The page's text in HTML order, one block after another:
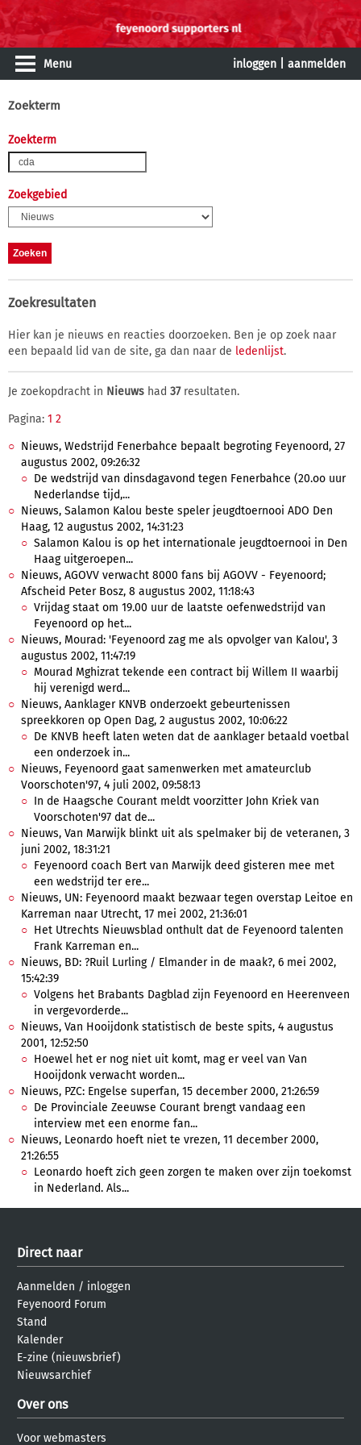
Menu inloggen aanmelden
Zoekterm
Zoekterm
Zoekgebied
Zoekresultaten
Hier kan je nieuws en reacties doorzoeken. Ben je op zoek naar
een bepaald lid van de site, ga dan naar de ledenlijst.
Je zoekopdracht in Nieuws had 37resultaten.
Pagina: 1 2
Nieuws, Wedstrijd Fenerbahce bepaalt begroting Feyenoord, 27
augustus 2002, 09:26:32
De wedstrijd van dinsdagavond tegen Fenerbahce (20.oo uur
Nederlandse tijd,...
Nieuws, Salamon Kalou beste speler jeugdtoernooi ADO Den
Haag, 12 augustus 2002, 14:31:23
Salamon Kalou is op het internationale jeugdtoernooi in Den
Haag uitgeroepen...
Nieuws, AGOVV verwacht 8000 fans bij AGOVV - Feyenoord;
Afscheid Peter Bosz, 8 augustus 2002, 11:18:43
Vrijdag staat om 19.00 uur de laatste oefenwedstrijd van
Feyenoord op het...
Nieuws, Mourad: 'Feyenoord zag me als opvolger van Kalou', 3
augustus 2002, 11:47:19
Mourad Mghizrat tekende een contract bij Willem II waarbij
hij verenigd werd...
Nieuws, Aanklager KNVB onderzoekt gebeurtenissen
spreekkoren op Open Dag, 2 augustus 2002, 10:06:22
De KNVB heeft laten weten dat de aanklager betaald voetbal
een onderzoek in...
Nieuws, Feyenoord gaat samenwerken met amateurclub
Voorschoten'97, 4 juli 2002, 09:58:13
In de Haagsche Courant meldt voorzitter John Kriek van
Voorschoten'97 dat de...
Nieuws, Van Marwijk blinkt uit als spelmaker bij de veteranen, 3
juni 2002, 18:31:21
Feyenoord coach Bert van Marwijk deed gisteren mee met
een wedstrijd ter ere...
Nieuws, UN: Feyenoord maakt bezwaar tegen overstap Leitoe en
Karreman naar Utrecht, 17 mei 2002, 21:36:01
Het Utrechts Nieuwsblad onthult dat de Feyenoord talenten
Frank Karreman en...
Nieuws, BD: ?Ruil Lurling / Elmander in de maak?, 6 mei 2002,
15:42:39
Volgens het Brabants Dagblad zijn Feyenoord en Heerenveen
in vergevorderde...
Nieuws, Van Hooijdonk statistisch de beste spits, 4 augustus
2001, 12:52:50
Hoewel het er nog niet uit komt, mag er veel van Van
Hooijdonk verwacht worden...
Nieuws, PZC: Engelse superfan, 15 december 2000, 21:26:59
De Provinciale Zeeuwse Courant brengt vandaag een
interview met een enorme fan...
Nieuws, Leonardo hoeft niet te vrezen, 11 december 2000,
21:26:55
Leonardo hoeft zich geen zorgen te maken over zijn toekomst
in Nederland. Als...
Direct naar
Aanmelden / inloggen
Feyenoord Forum
Stand
Kalender
E-zine (nieuwsbrief)
Nieuwsarchief
Over ons
Voor webmasters